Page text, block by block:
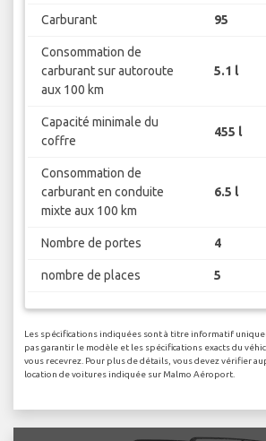
Carburant 95
Consommation de
carburant sur autoroute
aux 100 km
5.1 l
Capacité minimale du
coffre
455 l
Consommation de
carburant en conduite
mixte aux 100 km
6.5 l
Nombre de portes 4
nombre de places 5
Les spécifications indiquées sont à titre informatif
pas garantir le modèle et les spécifications exacts du
vous recevrez. Pour plus de détails, vous devez vérifier
location de voitures indiquée sur Malmo Aéroport.